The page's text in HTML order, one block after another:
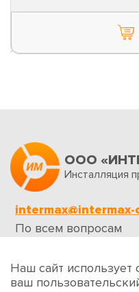
ООО
Инсталляция
intermax@intermax-
По всем вопросам
Обратная связь
Наш сайт использует
ваш